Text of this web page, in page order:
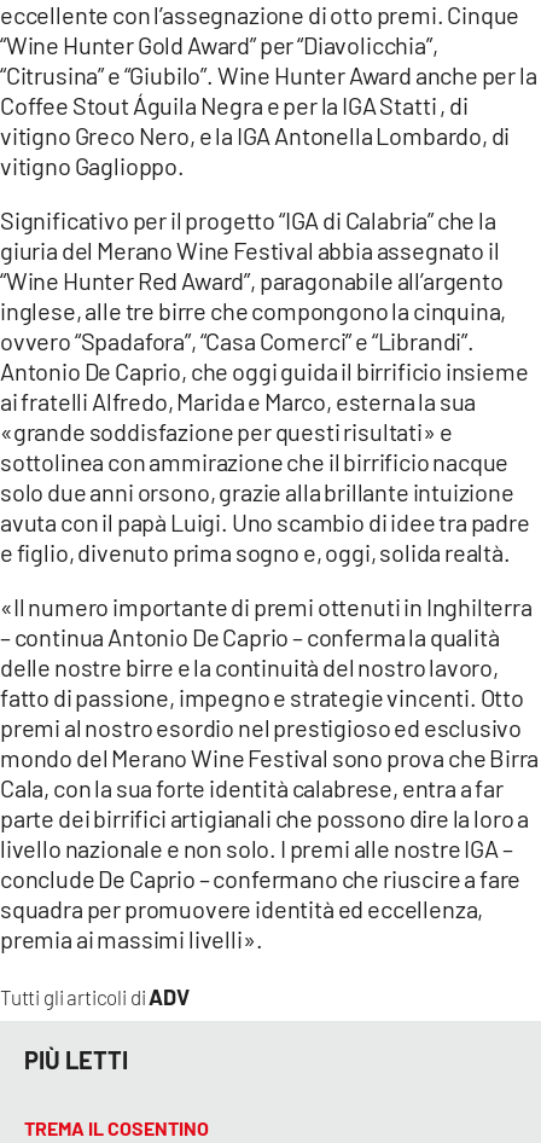
Tutti gli articoli diADV
eccellente con l’assegnazione di otto premi. Cinque
“Wine Hunter Gold Award” per “Diavolicchia”,
“Citrusina” e “Giubilo”. Wine Hunter Award anche per la
Coffee Stout Águila Negra e per la IGA Statti , di
vitigno Greco Nero, e la IGA Antonella Lombardo, di
vitigno Gaglioppo.
Significativo per il progetto “IGA di Calabria” che la
giuria del Merano Wine Festival abbia assegnato il
“Wine Hunter Red Award”, paragonabile all’argento
inglese, alle tre birre che compongono la cinquina,
ovvero “Spadafora”, “Casa Comerci” e “Librandi”.
Antonio De Caprio, che oggi guida il birrificio insieme
ai fratelli Alfredo, Marida e Marco, esterna la sua
«grande soddisfazione per questi risultati» e
sottolinea con ammirazione che il birrificio nacque
solo due anni orsono, grazie alla brillante intuizione
avuta con il papà Luigi. Uno scambio di idee tra padre
e figlio, divenuto prima sogno e, oggi, solida realtà.
«Il numero importante di premi ottenuti in Inghilterra
– continua Antonio De Caprio – conferma la qualità
delle nostre birre e la continuità del nostro lavoro,
fatto di passione, impegno e strategie vincenti. Otto
premi al nostro esordio nel prestigioso ed esclusivo
mondo del Merano Wine Festival sono prova che Birra
Cala, con la sua forte identità calabrese, entra a far
parte dei birrifici artigianali che possono dire la loro a
livello nazionale e non solo. I premi alle nostre IGA –
conclude De Caprio – confermano che riuscire a fare
squadra per promuovere identità ed eccellenza,
premia ai massimi livelli».
PIÙ LETTI
TREMA IL COSENTINO